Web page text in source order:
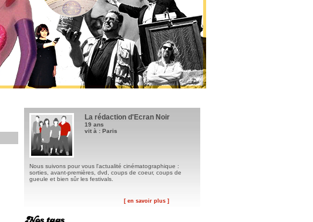
La rédaction d'Ecran Noir
19 ans
vit à : Paris
Nous suivons pour vous l'actualité cinématographique :
sorties, avant-premières, dvd, coups de coeur, coups de
gueule et bien sûr les festivals.
[ en savoir plus ]